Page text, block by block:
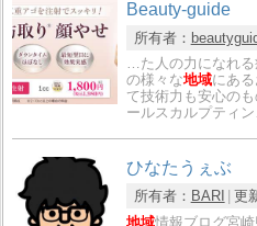
Beauty-guide
所有者：
…た人の力になれる
の様々な地域にあ
て技術力も安心の
ールスカルプティ
ひなたうぇぶ
所有者： BARI 更
地域情報ブログ宮